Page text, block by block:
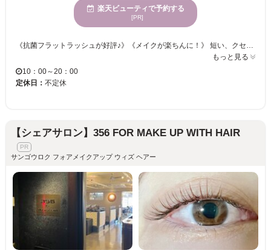
楽天ビューティで予約する
[PR]
もっと見る
10：00～20：00
定休日： 不定休
【シェアサロン】356 FOR MAKE UP WITH HAIR
サンゴウロク フォアメイクアップ ウィズ ヘアー